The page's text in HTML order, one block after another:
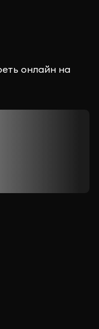
онлайн на